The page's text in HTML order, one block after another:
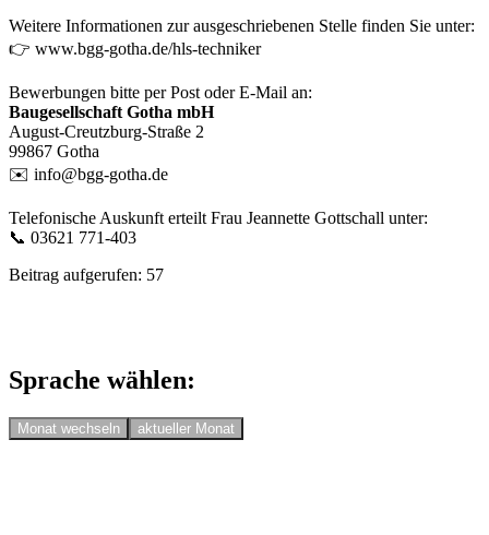
Weitere Informationen zur ausgeschriebenen Stelle finden Sie unter:
👉 www.bgg-gotha.de/hls-techniker
Bewerbungen bitte per Post oder E-Mail an:
Baugesellschaft Gotha mbH
August-Creutzburg-Straße 2
99867 Gotha
✉️ info@bgg-gotha.de
Telefonische Auskunft erteilt Frau Jeannette Gottschall unter:
📞 03621 771-403
Beitrag aufgerufen: 57
Sprache wählen:
Monat wechseln aktueller Monat